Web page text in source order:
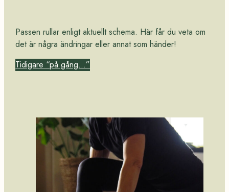
Passen rullar enligt aktuellt schema. Här får du veta om
det är några ändringar eller annat som händer!
Tidigare “på gång…”